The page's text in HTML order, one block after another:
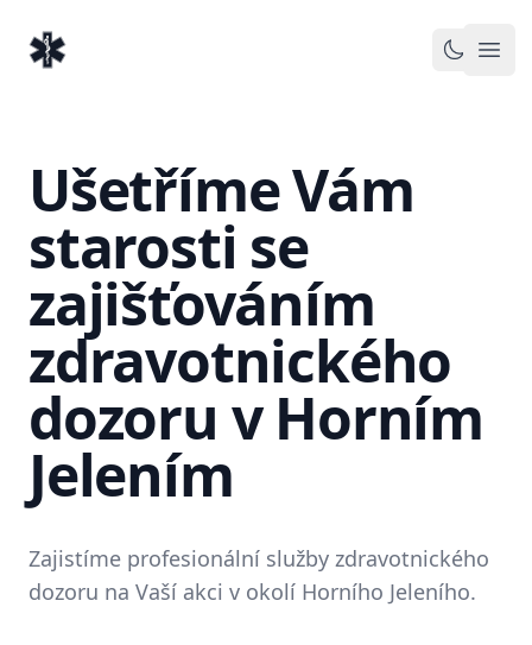
EventMedic.cz
Toggle
Ušetříme Vám
starosti se
zajišťováním
zdravotnického
dozoru v Horním
Jelením
Zajistíme profesionální služby zdravotnického
dozoru na Vaší akci v okolí Horního Jeleního.